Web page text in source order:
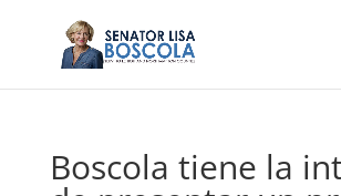
Boscola tiene la